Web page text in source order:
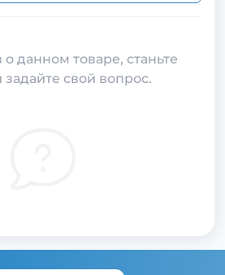
данном товаре, станьте
свой вопрос.